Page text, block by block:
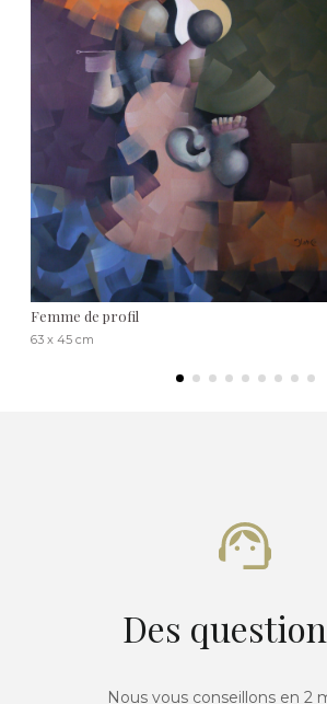
Femme de profil
63 x 45 cm
Des
Nous vous conseillons en 2